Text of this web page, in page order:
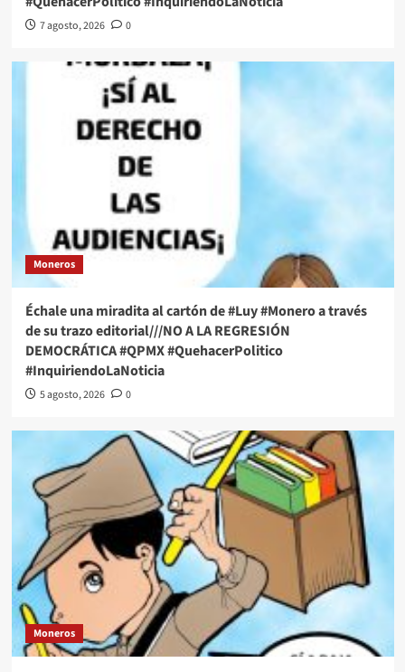
7 agosto, 2026 0
Moneros
Échale una miradita al cartón de #Luy #Monero a través
de su trazo editorial///NO A LA REGRESIÓN
DEMOCRÁTICA #QPMX #QuehacerPolitico
#InquiriendoLaNoticia
5 agosto, 2026 0
Moneros